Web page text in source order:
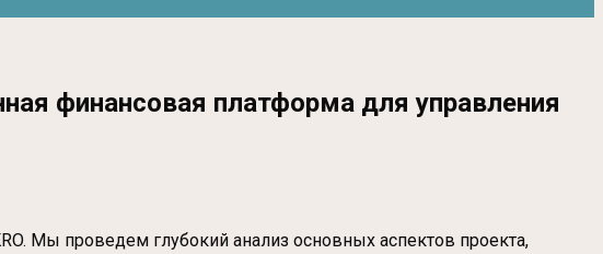
финансовая платформа для управления
Мы проведем глубокий анализ основных аспектов проекта,